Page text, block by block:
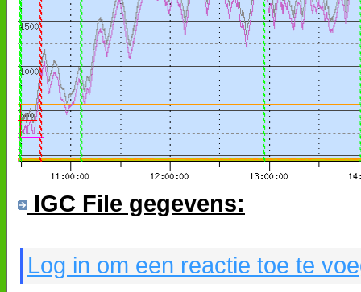
IGC File gegevens:
Log in om een reactie toe te